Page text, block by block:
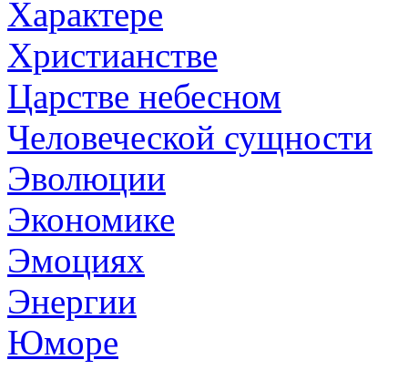
Характере
Христианстве
Царстве небесном
Человеческой сущности
Эволюции
Экономике
Эмоциях
Энергии
Юморе